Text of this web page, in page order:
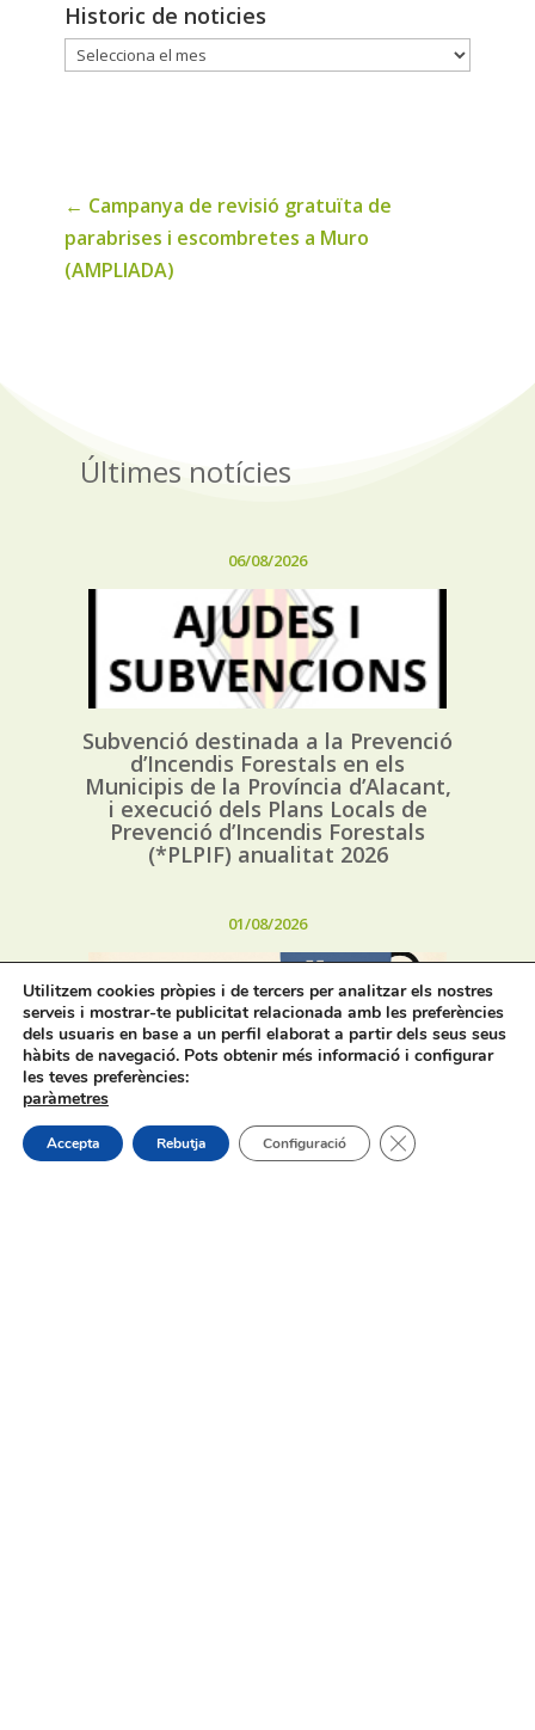
Historic de noticies
Historic
← Campanya de revisió gratuïta de
parabrises i escombretes a Muro
(AMPLIADA)
Últimes notícies
06/08/2026
Subvenció destinada a la Prevenció
d’Incendis Forestals en els
Municipis de la Província d’Alacant,
i execució dels Plans Locals de
Prevenció d’Incendis Forestals
(*PLPIF) anualitat 2026
01/08/2026
Horaris d’estiu dels bars, cafeteries
i restaurants de Muro
Utilitzem cookies pròpies i de tercers per analitzar els nostres
serveis i mostrar-te publicitat relacionada amb les preferències
dels usuaris en base a un perfil elaborat a partir dels seus seus
hàbits de navegació. Pots obtenir més informació i configurar
les teves preferències:
paràmetres
Accepta Rebutja Configuració Tanca el bàner de